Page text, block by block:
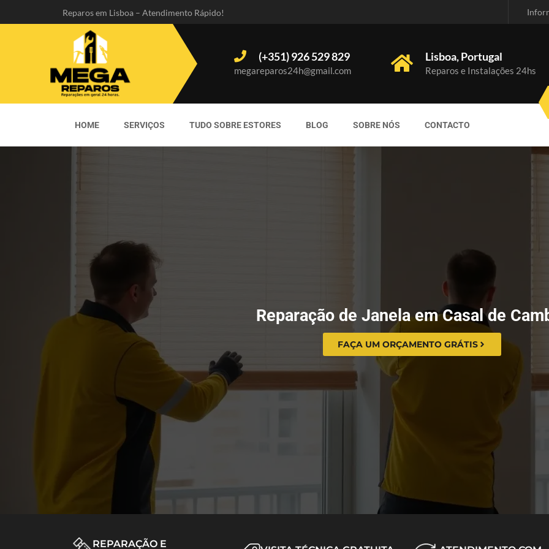
Reparos em Lisboa – Atendimento Rápido!
(+351) 926 529 829
megareparos24h@gmail.com
Lisboa, Portugal
Reparos e Instalações 24hs
HOME SERVIÇOS TUDO SOBRE ESTORES BLOG SOBRE NÓS CONTACTO
Reparação de Janela em Casal de
FAÇA UM ORÇAMENTO GRÁTIS
REPARAÇÃO E